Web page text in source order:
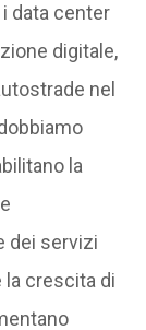
data center
digitale,
nel
la
dei servizi
crescita di